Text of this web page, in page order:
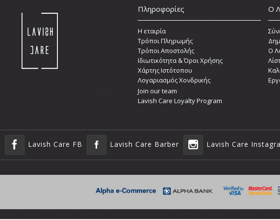
Πληροφορίες
Η εταιρία
Τρόποι Πληρωμής
Τρόποι Αποστολής
Ιδιωτικότητα & Όροι Χρήσης
Χάρτης Ιστότοπου
Λογαριασμός Χονδρικής
Join our team
Lavish Care Loyalty Program
Ο
O
Lavish Care FB Lavish Care Barber Lavish Care